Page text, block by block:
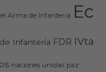
Arma de Infantería Ec
Infantería FDR IVta
naciones unidas paz